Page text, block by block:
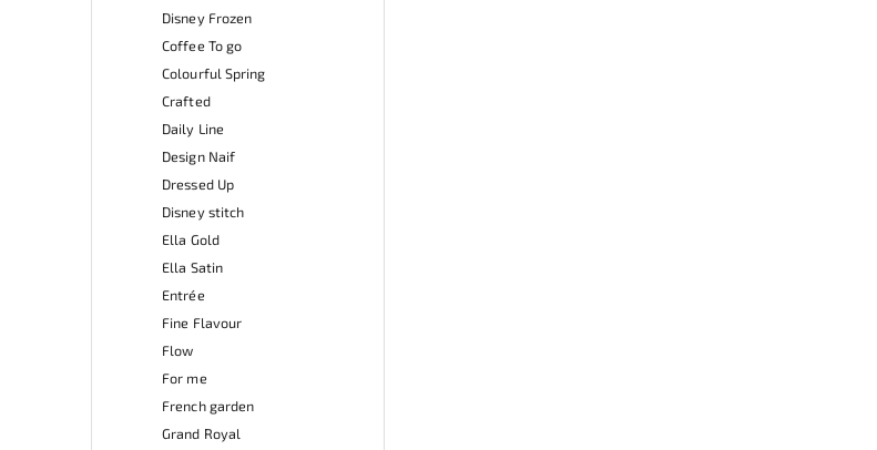
Disney Frozen
Coffee To go
Colourful Spring
Crafted
Daily Line
Design Naif
Dressed Up
Disney stitch
Ella Gold
Ella Satin
Entrée
Fine Flavour
Flow
For me
French garden
Grand Royal